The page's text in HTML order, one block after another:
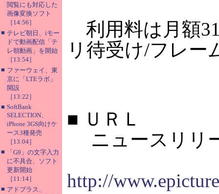
閲覧にも対応した
画像変換ソフト
［14:56］
■ テレビ朝日、iモー
ドで動画配信「テ
レ朝動画」を開始
［13:54］
■ ファーウェイ、東
京に「LTEラボ」
開設
［13:22］
■ SoftBank
SELECTION、
iPhone 3GS向けケ
ース3種発売
［13:04］
■
「G9」の文字入力
に不具合、ソフト
更新開始
［11:14］
■ アドプラス、
利用料は月額
リ待受け/フレ
■ ＵＲＬ
ニュースリリ
http://